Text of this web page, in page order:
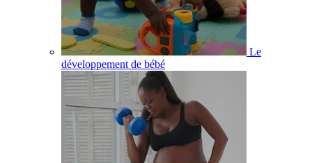
Le
développement de bébé